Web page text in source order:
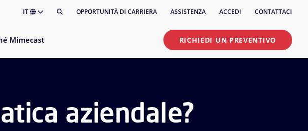
IT OPPORTUNITÀ DI CARRIERA ASSISTENZA ACCEDI CONTATTACI
Mimecast RICHIEDI UN PREVENTIVO
aziendale?